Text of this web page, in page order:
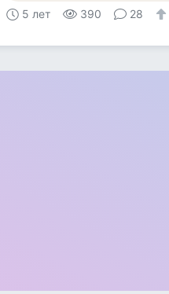
5 лет 390 28